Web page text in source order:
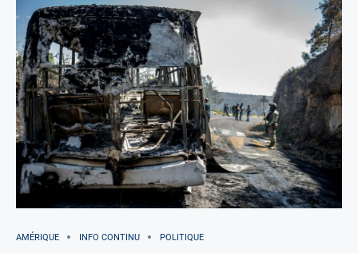
AMÉRIQUE INFO CONTINU POLITIQUE